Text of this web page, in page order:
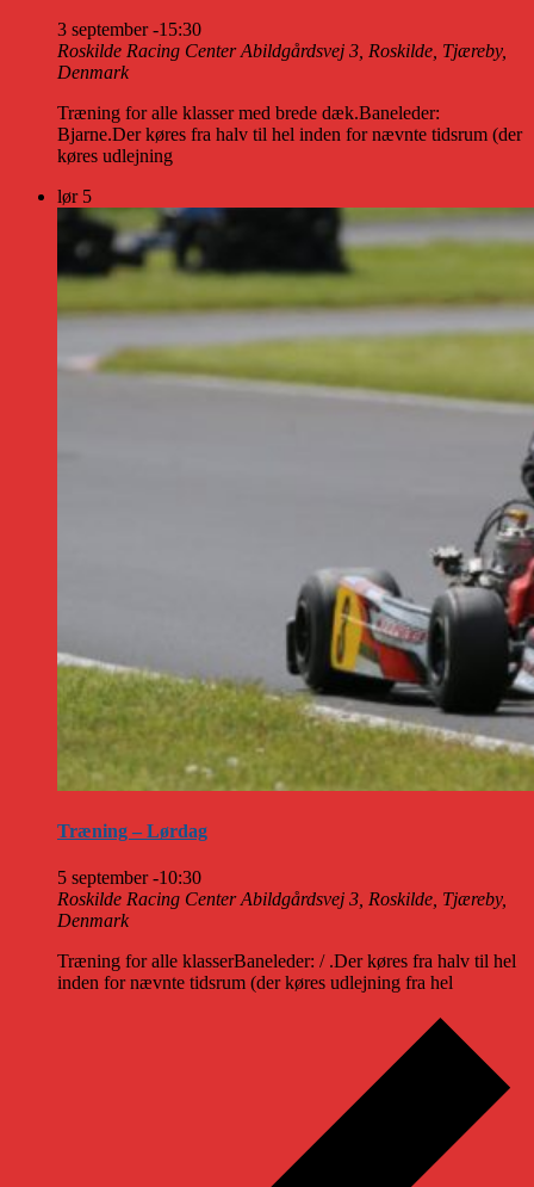
3 september -15:30
Roskilde Racing CenterAbildgårdsvej 3, Roskilde, Tjæreby,
Denmark
Træning for alle klasser med brede dæk.Baneleder:
Bjarne.Der køres fra halv til hel inden for nævnte tidsrum (der
køres udlejning
lør 5
Træning – Lørdag
5 september -10:30
Roskilde Racing CenterAbildgårdsvej 3, Roskilde, Tjæreby,
Denmark
Træning for alle klasserBaneleder: / .Der køres fra halv til hel
inden for nævnte tidsrum (der køres udlejning fra hel